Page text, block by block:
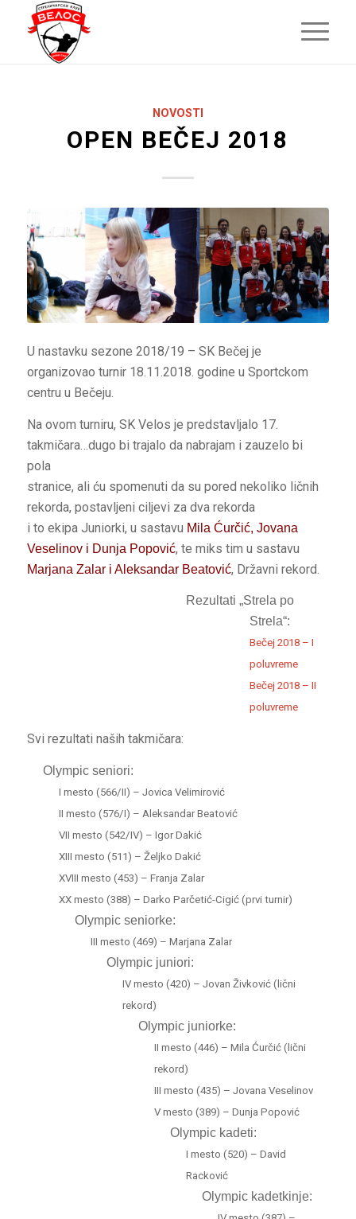
NOVOSTI
OPEN BEČEJ 2018
U nastavku sezone 2018/19 – SK Bečej je
organizovao turnir 18.11.2018. godine u Sportckom
centru u Bečeju.
Na ovom turniru, SK Velos je predstavljalo 17.
takmičara…dugo bi trajalo da nabrajam i zauzelo bi
pola
stranice, ali ću spomenuti da su pored nekoliko ličnih
rekorda, postavljeni ciljevi za dva rekorda
i to ekipa Juniorki, u sastavu Mila Ćurčić, Jovana
Veselinov i Dunja Popović, te miks tim u sastavu
Marjana Zalar i Aleksandar Beatović, Državni rekord.
Rezultati „Strela po
Strela“:
Bečej 2018 – I
poluvreme
Bečej 2018 – II
poluvreme
Svi rezultati naših takmičara:
Olympic seniori:
I mesto (566/II) – Jovica Velimirović
II mesto (576/I) – Aleksandar Beatović
VII mesto (542/IV) – Igor Dakić
XIII mesto (511) – Željko Dakić
XVIII mesto (453) – Franja Zalar
XX mesto (388) – Darko Parčetić-Cigić (prvi turnir)
Olympic seniorke:
III mesto (469) – Marjana Zalar
Olympic juniori:
IV mesto (420) – Jovan Živković (lični
rekord)
Olympic juniorke:
II mesto (446) – Mila Ćurčić (lični
rekord)
III mesto (435) – Jovana Veselinov
V mesto (389) – Dunja Popović
Olympic kadeti:
I mesto (520) – David
Racković
Olympic kadetkinje: